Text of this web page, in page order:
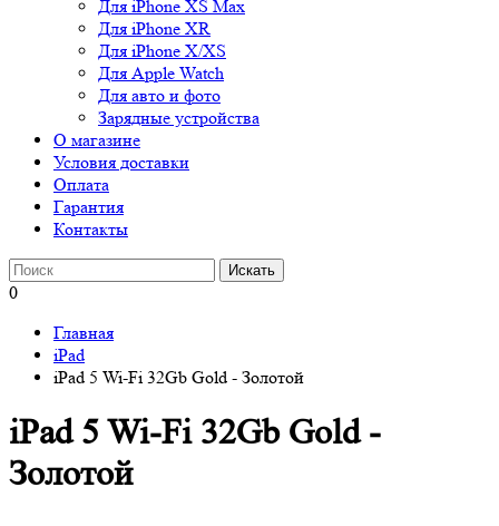
Для iPhone XS Max
Для iPhone XR
Для iPhone X/XS
Для Apple Watch
Для авто и фото
Зарядные устройства
О магазине
Условия доставки
Оплата
Гарантия
Контакты
0
Главная
iPad
iPad 5 Wi-Fi 32Gb Gold - Золотой
iPad 5 Wi-Fi 32Gb Gold -
Золотой